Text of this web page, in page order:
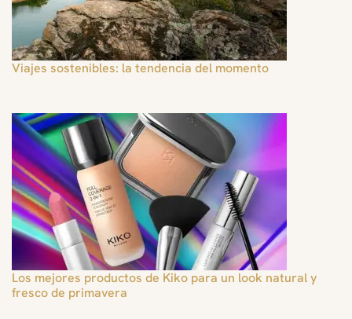
Viajes sostenibles: la tendencia del momento
Los mejores productos de Kiko para un look natural y
fresco de primavera